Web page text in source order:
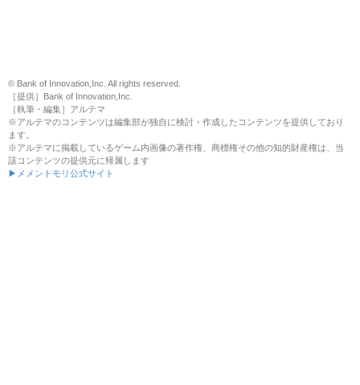
© Bank of Innovation,Inc. All rights reserved.
［提供］Bank of Innovation,Inc.
［執筆・編集］アルテマ
※アルテマのコンテンツは編集部が独自に検討・作成したコンテンツを提供しており
ます。
※アルテマに掲載しているゲーム内画像の著作権、商標権その他の知的財産権は、当
該コンテンツの提供元に帰属します
▶メメントモリ公式サイト